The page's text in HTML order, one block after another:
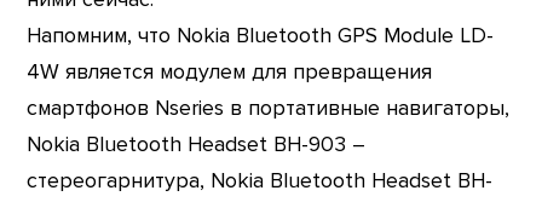
Напомним, что Nokia Bluetooth GPS Module LD-
4W является модулем для превращения
смартфонов Nseries в портативные навигаторы,
Nokia Bluetooth Headset BH-903 –
стереогарнитура, Nokia Bluetooth Headset BH-